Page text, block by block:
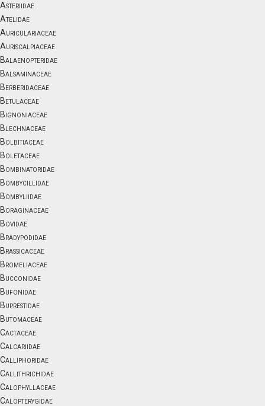
Asteriidae
Atelidae
Auriculariaceae
Auriscalpiaceae
Balaenopteridae
Balsaminaceae
Berberidaceae
Betulaceae
Bignoniaceae
Blechnaceae
Bolbitiaceae
Boletaceae
Bombinatoridae
Bombycillidae
Bombyliidae
Boraginaceae
Bovidae
Bradypodidae
Brassicaceae
Bromeliaceae
Bucconidae
Bufonidae
Buprestidae
Butomaceae
Cactaceae
Calcariidae
Calliphoridae
Callithrichidae
Calophyllaceae
Calopterygidae